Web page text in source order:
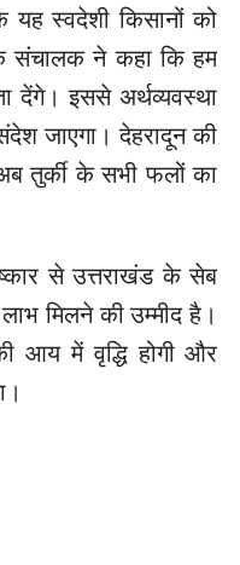
स्वदेशी किसानों को
संचालक ने कहा कि हम
देंगे। इससे अर्थव्यवस्था
जाएगा। देहरादून की
तुर्की के सभी फलों का
से उत्तराखंड के सेब
मिलने की उम्मीद है।
आय में वृद्धि होगी और